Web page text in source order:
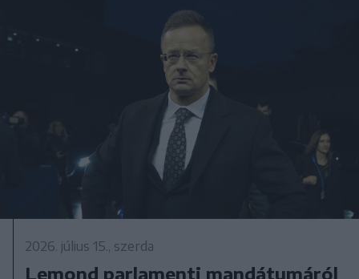
2026. július 15., szerda
Lemond parlamenti mandátumáról